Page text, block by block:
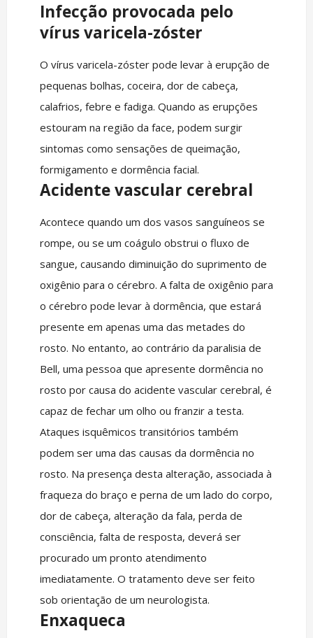
Infecção provocada pelo
vírus varicela-zóster
O vírus varicela-zóster pode levar à erupção de
pequenas bolhas, coceira, dor de cabeça,
calafrios, febre e fadiga. Quando as erupções
estouram na região da face, podem surgir
sintomas como sensações de queimação,
formigamento e dormência facial.
Acidente vascular cerebral
Acontece quando um dos vasos sanguíneos se
rompe, ou se um coágulo obstrui o fluxo de
sangue, causando diminuição do suprimento de
oxigênio para o cérebro. A falta de oxigênio para
o cérebro pode levar à dormência, que estará
presente em apenas uma das metades do
rosto. No entanto, ao contrário da paralisia de
Bell, uma pessoa que apresente dormência no
rosto por causa do acidente vascular cerebral, é
capaz de fechar um olho ou franzir a testa.
Ataques isquêmicos transitórios também
podem ser uma das causas da dormência no
rosto. Na presença desta alteração, associada à
fraqueza do braço e perna de um lado do corpo,
dor de cabeça, alteração da fala, perda de
consciência, falta de resposta, deverá ser
procurado um pronto atendimento
imediatamente. O tratamento deve ser feito
sob orientação de um neurologista.
Enxaqueca